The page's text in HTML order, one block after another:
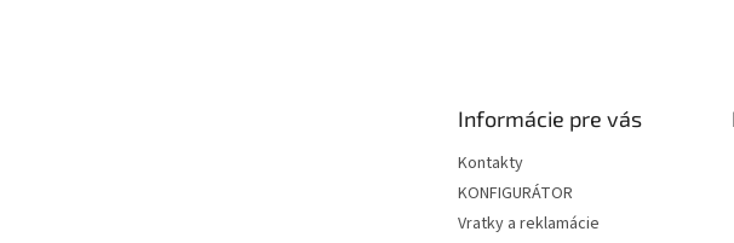
Informácie pre vás
Kontakty
KONFIGURÁTOR
Vratky a reklamácie